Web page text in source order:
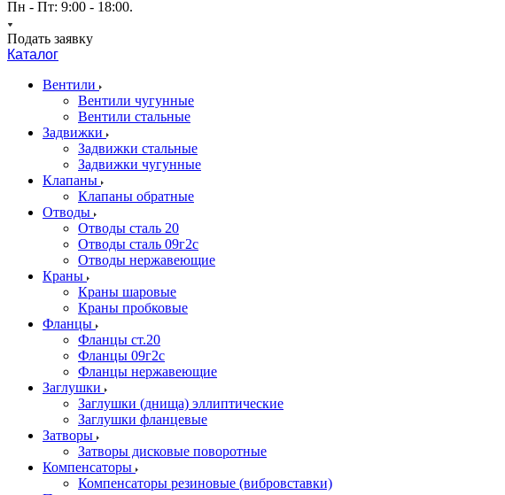
Пн - Пт: 9:00 - 18:00.
Подать заявку
Каталог
Вентили
Вентили чугунные
Вентили стальные
Задвижки
Задвижки стальные
Задвижки чугунные
Клапаны
Клапаны обратные
Отводы
Отводы сталь 20
Отводы сталь 09г2с
Отводы нержавеющие
Краны
Краны шаровые
Краны пробковые
Фланцы
Фланцы ст.20
Фланцы 09г2с
Фланцы нержавеющие
Заглушки
Заглушки (днища) эллиптические
Заглушки фланцевые
Затворы
Затворы дисковые поворотные
Компенсаторы
Компенсаторы резиновые (вибровставки)